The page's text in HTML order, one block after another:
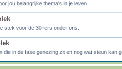
jou belangrijke thema's in je leven
stek voor de 30+ers onder ons.
die in de fase genezing zit en nog wat steun kan